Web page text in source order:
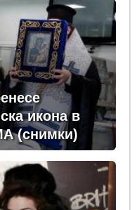
икона в
(снимки)